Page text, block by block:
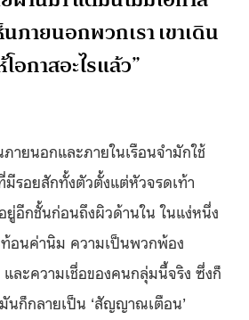
นภายนอกพวกเรา เขาเดิน
อกาสอะไรแล้ว”
ายนอกและภายในเรือนจำมักใช้
รอยสักทั้งตัวตั้งแต่หัวจรดเท้า
ยู่อีกชั้นก่อนถึงผิวด้านใน ในแง่หนึ่ง
อนค่านิม ความเป็นพวกพ้อง
ละความเชื่อของคนกลุ่มนี้จริง ซึ่งก็
ก็กลายเป็น ‘สัญญาณเตือน’